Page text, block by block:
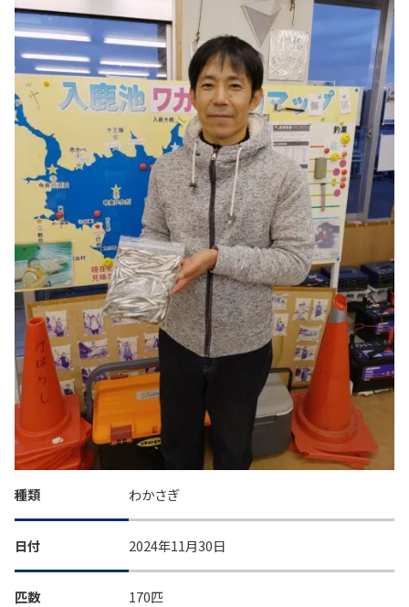
種類 わかさぎ
日付 2024年11月30日
匹数 170匹